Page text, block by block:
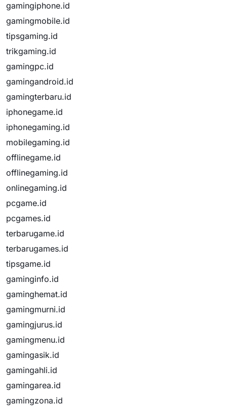
gamingiphone.id
gamingmobile.id
tipsgaming.id
trikgaming.id
gamingpc.id
gamingandroid.id
gamingterbaru.id
iphonegame.id
iphonegaming.id
mobilegaming.id
offlinegame.id
offlinegaming.id
onlinegaming.id
pcgame.id
pcgames.id
terbarugame.id
terbarugames.id
tipsgame.id
gaminginfo.id
gaminghemat.id
gamingmurni.id
gamingjurus.id
gamingmenu.id
gamingasik.id
gamingahli.id
gamingarea.id
gamingzona.id